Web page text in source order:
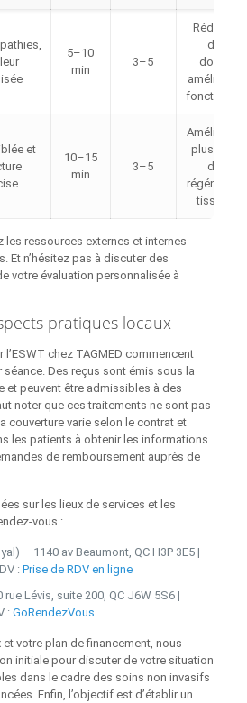
5–10
min
3–5
Réduction
de la
douleur,
et
10–15
min
3–5
plus
de la
tissulaire
les ressources externes et internes
Et n’hésitez pas à discuter des
votre évaluation personnalisée à
pratiques locaux
chez TAGMED commencent
Des reçus sont émis sous la
et peuvent être admissibles à des
noter que ces traitements ne sont pas
couverture varie selon le contrat et
les patients à obtenir les informations
de remboursement auprès de
sur les lieux de services et les
:
– 1140 av Beaumont, QC H3P 3E5 |
: Prise de RDV en ligne
Lévis, suite 200, QC J6W 5S6 |
: GoRendezVous
votre plan de financement, nous
initiale pour discuter de votre situation
dans le cadre des soins non invasifs
Enfin, l’objectif est d’établir un